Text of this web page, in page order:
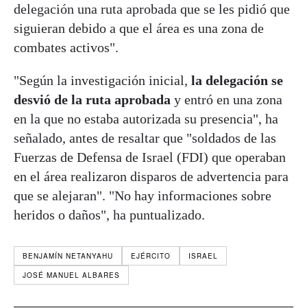
delegación una ruta aprobada que se les pidió que
siguieran debido a que el área es una zona de
combates activos".
"Según la investigación inicial, la delegación se
desvió de la ruta aprobada y entró en una zona
en la que no estaba autorizada su presencia", ha
señalado, antes de resaltar que "soldados de las
Fuerzas de Defensa de Israel (FDI) que operaban
en el área realizaron disparos de advertencia para
que se alejaran". "No hay informaciones sobre
heridos o daños", ha puntualizado.
BENJAMÍN NETANYAHU EJÉRCITO
ISRAEL
JOSÉ MANUEL ALBARES